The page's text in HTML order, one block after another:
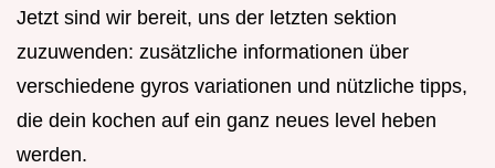
Jetzt sind wir bereit, uns der letzten sektion
zuzuwenden: zusätzliche informationen über
verschiedene gyros variationen und nützliche tipps,
die dein kochen auf ein ganz neues level heben
werden.